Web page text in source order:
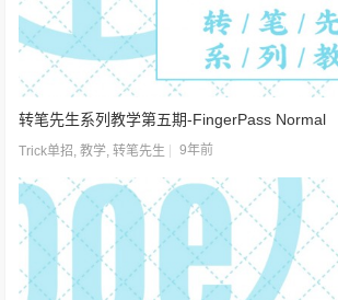
转笔先生系列教学第五期-FingerPass Normal
Trick单招,教学,转笔先生 9年前